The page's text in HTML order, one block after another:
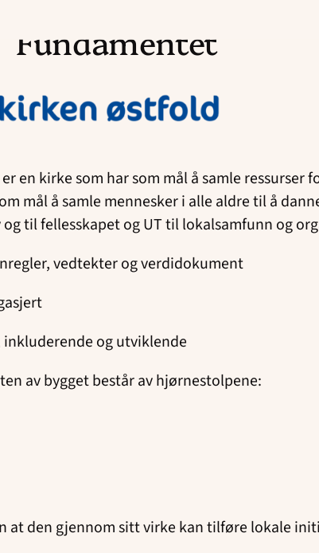
Fundamentet
en kirke som har som mål å samle
mål å samle mennesker i alle aldre til å
til fellesskapet og UT til lokalsamfunn og
vedtekter og verdidokument
og utviklende
av bygget består av hjørnestolpene:
den gjennom sitt virke kan tilføre lokale